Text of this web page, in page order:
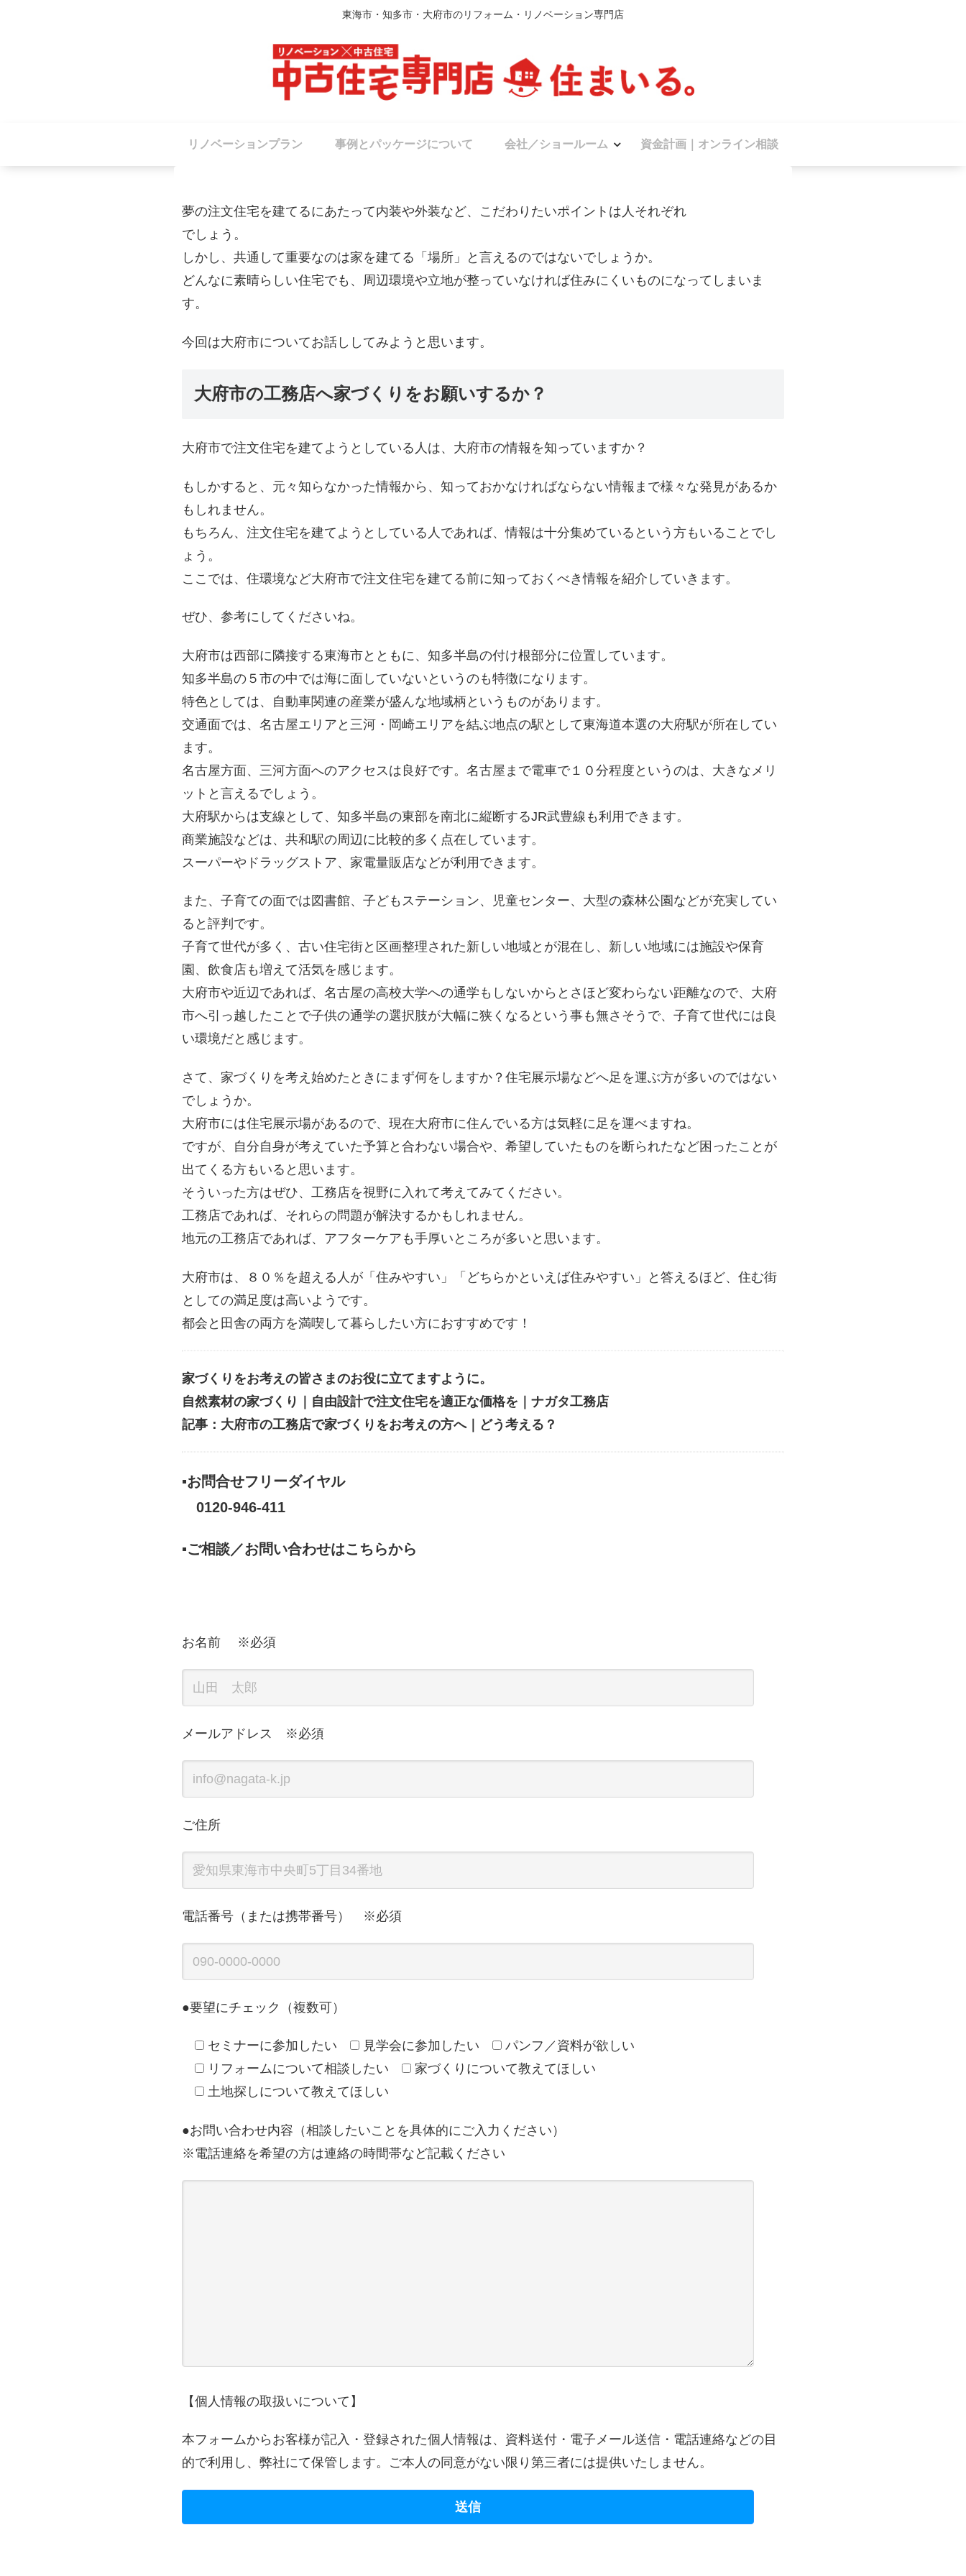
東海市・知多市・大府市のリフォーム・リノベーション専門店
リノベーションプラン 事例とパッケージについて 会社／ショールーム 資金計画｜オンライン相談
夢の注文住宅を建てるにあたって内装や外装など、こだわりたいポイントは人それぞれ
でしょう。
しかし、共通して重要なのは家を建てる「場所」と言えるのではないでしょうか。
どんなに素晴らしい住宅でも、周辺環境や立地が整っていなければ住みにくいものになってしまいま
す。
今回は大府市についてお話ししてみようと思います。
大府市の工務店へ家づくりをお願いするか？
大府市で注文住宅を建てようとしている人は、大府市の情報を知っていますか？
もしかすると、元々知らなかった情報から、知っておかなければならない情報まで様々な発見があるか
もしれません。
もちろん、注文住宅を建てようとしている人であれば、情報は十分集めているという方もいることでし
ょう。
ここでは、住環境など大府市で注文住宅を建てる前に知っておくべき情報を紹介していきます。
ぜひ、参考にしてくださいね。
大府市は西部に隣接する東海市とともに、知多半島の付け根部分に位置しています。
知多半島の５市の中では海に面していないというのも特徴になります。
特色としては、自動車関連の産業が盛んな地域柄というものがあります。
交通面では、名古屋エリアと三河・岡崎エリアを結ぶ地点の駅として東海道本選の大府駅が所在してい
ます。
名古屋方面、三河方面へのアクセスは良好です。名古屋まで電車で１０分程度というのは、大きなメリ
ットと言えるでしょう。
大府駅からは支線として、知多半島の東部を南北に縦断するJR武豊線も利用できます。
商業施設などは、共和駅の周辺に比較的多く点在しています。
スーパーやドラッグストア、家電量販店などが利用できます。
また、子育ての面では図書館、子どもステーション、児童センター、大型の森林公園などが充実してい
ると評判です。
子育て世代が多く、古い住宅街と区画整理された新しい地域とが混在し、新しい地域には施設や保育
園、飲食店も増えて活気を感じます。
大府市や近辺であれば、名古屋の高校大学への通学もしないからとさほど変わらない距離なので、大府
市へ引っ越したことで子供の通学の選択肢が大幅に狭くなるという事も無さそうで、子育て世代には良
い環境だと感じます。
さて、家づくりを考え始めたときにまず何をしますか？住宅展示場などへ足を運ぶ方が多いのではない
でしょうか。
大府市には住宅展示場があるので、現在大府市に住んでいる方は気軽に足を運べますね。
ですが、自分自身が考えていた予算と合わない場合や、希望していたものを断られたなど困ったことが
出てくる方もいると思います。
そういった方はぜひ、工務店を視野に入れて考えてみてください。
工務店であれば、それらの問題が解決するかもしれません。
地元の工務店であれば、アフターケアも手厚いところが多いと思います。
大府市は、８０％を超える人が「住みやすい」「どちらかといえば住みやすい」と答えるほど、住む街
としての満足度は高いようです。
都会と田舎の両方を満喫して暮らしたい方におすすめです！
家づくりをお考えの皆さまのお役に立てますように。
自然素材の家づくり｜自由設計で注文住宅を適正な価格を｜ナガタ工務店
記事：大府市の工務店で家づくりをお考えの方へ｜どう考える？
▪お問合せフリーダイヤル
0120-946-411
▪ご相談／お問い合わせはこちらから
お名前 ※必須
メールアドレス ※必須
ご住所
電話番号（または携帯番号） ※必須
●要望にチェック（複数可）
セミナーに参加したい 見学会に参加したい
パンフ／資料が欲しい
リフォームについて相談したい
家づくりについて教えてほしい
土地探しについて教えてほしい
●お問い合わせ内容（相談したいことを具体的にご入力ください）
※電話連絡を希望の方は連絡の時間帯など記載ください
【個人情報の取扱いについて】
本フォームからお客様が記入・登録された個人情報は、資料送付・電子メール送信・電話連絡などの目
的で利用し、弊社にて保管します。ご本人の同意がない限り第三者には提供いたしません。